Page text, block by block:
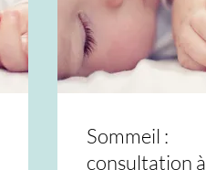
Sommeil :
consultation à